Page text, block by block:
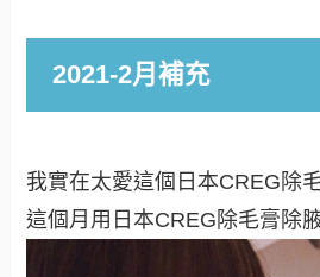
2021-2月補充
我實在太愛這個日本CREG除
這個月用日本CREG除毛膏除